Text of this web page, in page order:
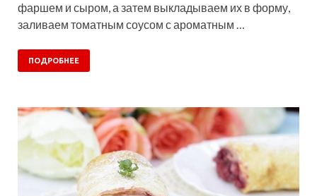
фаршем и сыром, а затем выкладываем их в форму,
заливаем томатным соусом с ароматным …
ПОДРОБНЕЕ